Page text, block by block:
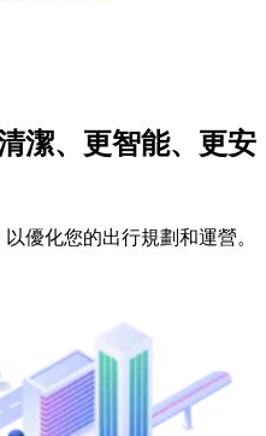
潔、更智能、更安
優化您的出行規劃和運營。